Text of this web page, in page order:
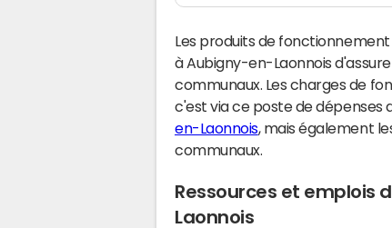
Les produits de
à Aubigny-en-Laonnois
communaux. Les charges de
c'est via ce poste de dépenses
en-Laonnois, mais également
communaux.
Ressources et emplois
Laonnois